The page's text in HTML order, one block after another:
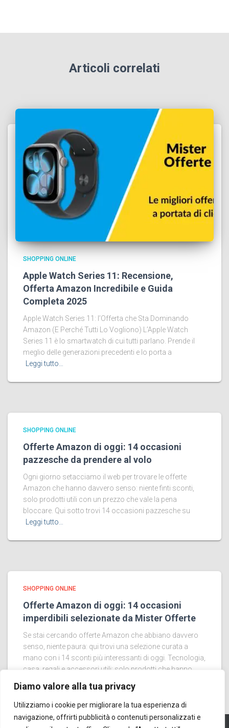
Diamo valore alla tua privacy
Utilizziamo i cookie per migliorare la tua esperienza di
navigazione, offrirti pubblicità o contenuti personalizzati e
Articoli correlati
SHOPPING ONLINE
Apple Watch Series 11: Recensione,
Offerta Amazon Incredibile e Guida
Completa 2025
Apple Watch Series 11: l’Offerta che Sta Dominando
Amazon (E Perché Tutti Lo Vogliono) L’Apple Watch
Series 11 è lo smartwatch di cui tutti parlano. Prende il
meglio delle generazioni precedenti e lo porta a
Leggi tutto…
SHOPPING ONLINE
Offerte Amazon di oggi: 14 occasioni
pazzesche da prendere al volo
Ogni giorno setacciamo il web per trovare le offerte
Amazon che hanno davvero senso: niente finti sconti,
solo prodotti utili con un prezzo che vale la pena
bloccare. Qui sotto trovi 14 occasioni pazzesche su
Leggi tutto…
SHOPPING ONLINE
Offerte Amazon di oggi: 14 occasioni
imperdibili selezionate da Mister Offerte
Se stai cercando offerte Amazon che abbiano davvero
senso, niente paura: qui trovi una selezione curata a
mano con i 14 sconti più interessanti di oggi. Tecnologia,
casa, regali e accessori utili: solo prodotti che hanno